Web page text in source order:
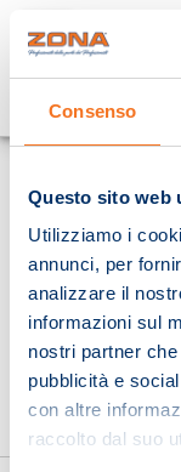
Consenso
Questo sito web
Utilizziamo i
annunci, per
analizzare il
informazioni sul
nostri partner
pubblicità e
con altre
raccolto dal suo
Cosa stai